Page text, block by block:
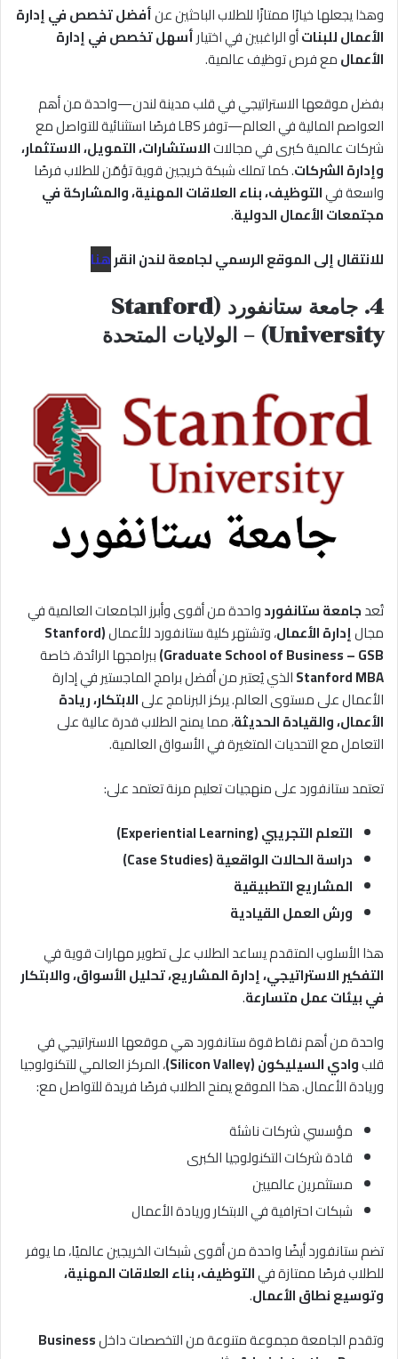
وهذا يجعلها خيارًا ممتازًا للطلاب الباحثين عنأفضل تخصص في إدارة
الأعمال للبناتأو الراغبين في اختيارأسهل تخصص في إدارة
الأعمالمع فرص توظيف عالمية.
بفضل موقعها الاستراتيجي في قلب مدينة لندن—واحدة من أهم
العواصم المالية في العالم—توفر LBS فرصًا استثنائية للتواصل مع
شركات عالمية كبرى في مجالاتالاستشارات، التمويل، الاستثمار،
وإدارة الشركات. كما تملك شبكة خريجين قوية تؤمّن للطلاب فرصًا
واسعة فيالتوظيف، بناء العلاقات المهنية، والمشاركة في
مجتمعات الأعمال الدولية.
للانتقال إلى الموقع الرسمي لجامعة لندن انقرهنا
4. جامعة ستانفورد (Stanford
University) – الولايات المتحدة
تُعدجامعة ستانفوردواحدة من أقوى وأبرز الجامعات العالمية في
مجالإدارة الأعمال، وتشتهر كلية ستانفورد للأعمال (Stanford
Graduate School of Business – GSB) ببرامجها الرائدة، خاصة
Stanford MBAالذي يُعتبر من أفضل برامج الماجستير في إدارة
الأعمال على مستوى العالم. يركز البرنامج علىالابتكار، ريادة
الأعمال، والقيادة الحديثة، مما يمنح الطلاب قدرة عالية على
التعامل مع التحديات المتغيرة في الأسواق العالمية.
تعتمد ستانفورد على منهجيات تعليم مرنة تعتمد على:
التعلم التجريبي (Experiential Learning)
دراسة الحالات الواقعية (Case Studies)
المشاريع التطبيقية
ورش العمل القيادية
هذا الأسلوب المتقدم يساعد الطلاب على تطوير مهارات قوية في
التفكير الاستراتيجي، إدارة المشاريع، تحليل الأسواق، والابتكار
في بيئات عمل متسارعة.
واحدة من أهم نقاط قوة ستانفورد هي موقعها الاستراتيجي في
قلبوادي السيليكون (Silicon Valley)
، المركز العالمي للتكنولوجيا
وريادة الأعمال. هذا الموقع يمنح الطلاب فرصًا فريدة للتواصل مع:
مؤسسي شركات ناشئة
قادة شركات التكنولوجيا الكبرى
مستثمرين عالميين
شبكات احترافية في الابتكار وريادة الأعمال
تضم ستانفورد أيضًا واحدة من أقوى شبكات الخريجين عالميًا، ما يوفر
للطلاب فرصًا ممتازة فيالتوظيف، بناء العلاقات المهنية،
وتوسيع نطاق الأعمال.
وتقدم الجامعة مجموعة متنوعة من التخصصات داخلBusiness